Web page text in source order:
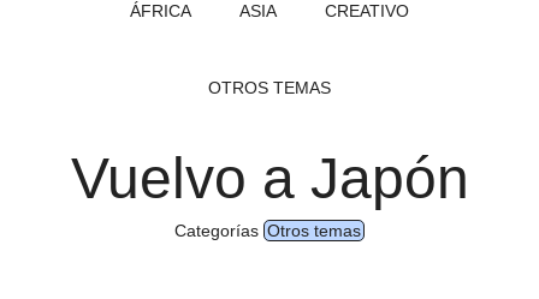
consejos
ÁFRICA ASIA CREATIVO
OTROS TEMAS
Vuelvo a Japón
Categorías Otros temas